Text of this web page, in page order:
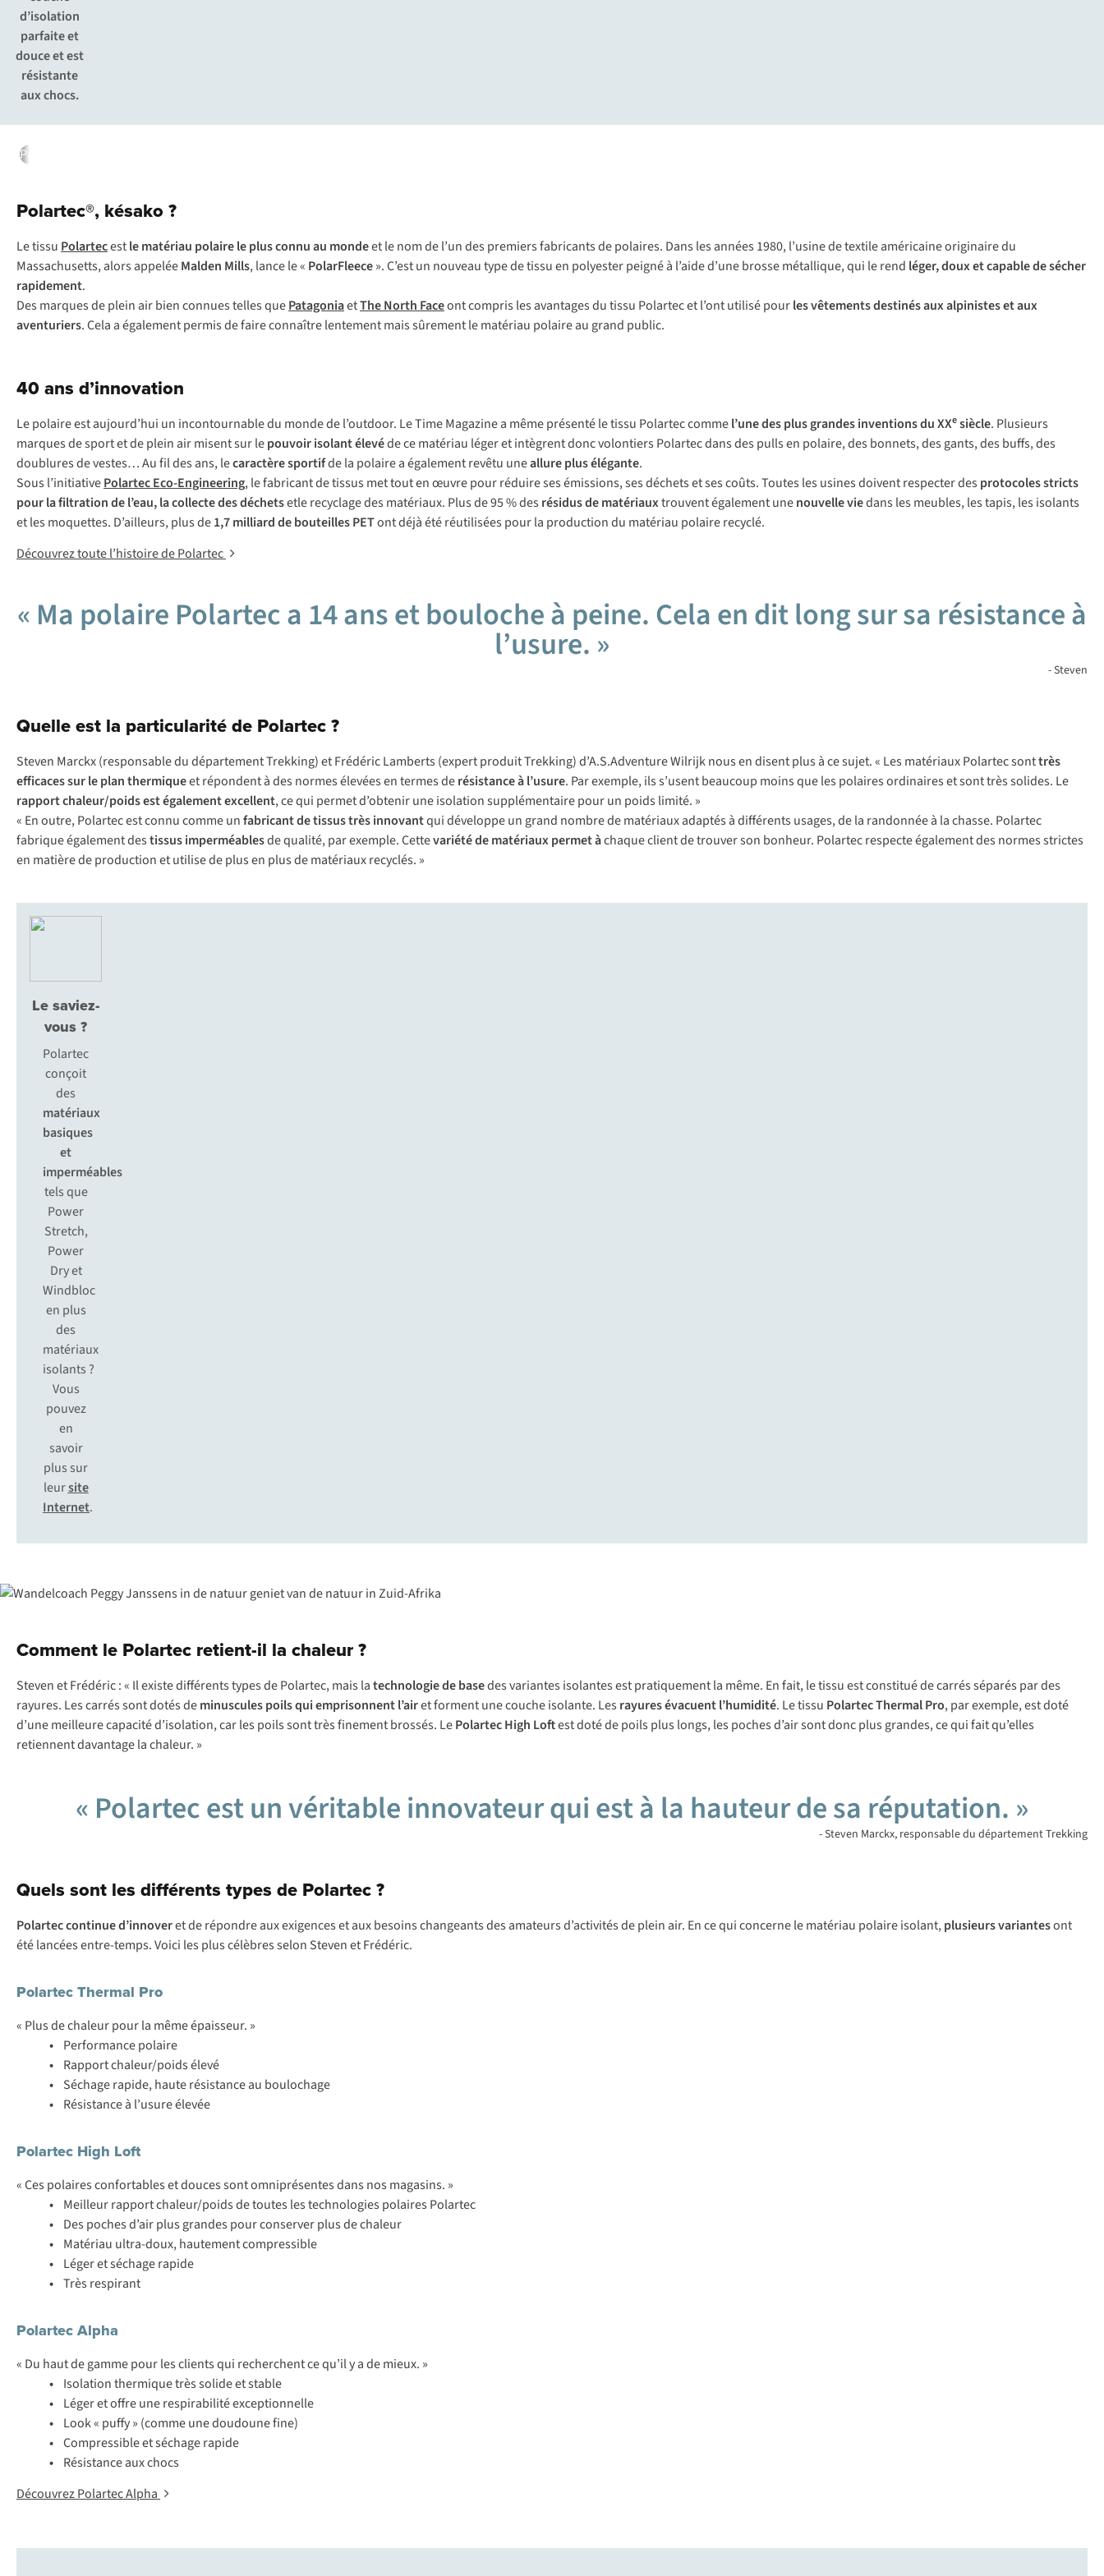
d’isolation
parfaite et
douce et est
résistante
aux chocs.
Polartec, késako ?
Polartec®, késako ?
Le tissu Polartecestle matériau polaire le plus connu au mondeet le nom de l’un des premiers fabricants de polaires. Dans les années 1980, l’usine de textile américaine originaire du
Massachusetts, alors appeléeMalden Mills, lance le « PolarFleece». C’est un nouveau type de tissu en polyester peigné à l’aide d’une brosse métallique, qui le rend léger, doux et capable de sécher
rapidement.
Des marques de plein air bien connues telles quePatagoniaetThe North Faceont compris les avantages du tissu Polartec et l’ont utilisé pourles vêtements destinés aux alpinistes et aux
aventuriers. Cela a également permis de faire connaître lentement mais sûrement le matériau polaire au grand public.
40 ans d’innovation
Le polaire est aujourd’hui un incontournable du monde de l’outdoor. LeTime Magazinea même présenté le tissu Polartec commel’une des plus grandes inventions du XXesiècle. Plusieurs
marques de sport et de plein air misent sur lepouvoir isolant élevéde ce matériau léger et intègrent donc volontiers Polartec dans des pulls en polaire, des bonnets, des gants, des buffs, des
doublures de vestes… Au fil des ans, lecaractère sportifde la polaire a également revêtu uneallureplus élégante.
Sous l’initiativePolartec Eco-Engineering, le fabricant de tissus met tout en œuvre pour réduire ses émissions, ses déchets et ses coûts. Toutes les usines doivent respecter des protocoles stricts
pour la filtration de l’eau, la collecte des déchetsetle recyclage des matériaux. Plus de 95 % des résidus de matériauxtrouvent également unenouvelle viedans les meubles, les tapis, les isolants
et les moquettes. D’ailleurs, plus de1,7 milliard de bouteilles PETont déjà été réutilisées pour la production du matériau polaire recyclé.
Découvrez toute l’histoire de Polartec
« Ma polaire Polartec a 14 ans et bouloche à peine. Cela en dit long sur sa résistance à
l’usure. »
- Steven
Quelle est la particularité de Polartec ?
Steven Marckx (responsable du département Trekking) et Frédéric Lamberts (expert produit Trekking) d’A.S.Adventure Wilrijk nous en disent plus à ce sujet. « Les matériaux Polartec sonttrès
efficaces sur le plan thermiqueet répondent à des normes élevées en termes derésistance à l’usure. Par exemple, ils s’usent beaucoup moins que les polaires ordinaires et sont très solides. Le
rapport chaleur/poidsest également excellent, ce qui permet d’obtenir une isolation supplémentaire pour un poids limité. »
« En outre, Polartec est connu comme unfabricant de tissus très innovantqui développe un grand nombre de matériaux adaptés à différents usages, de la randonnée à la chasse. Polartec
fabrique également destissus imperméablesde qualité, par exemple. Cettevariété de matériaux permet àchaque client de trouver son bonheur. Polartec respecte également des normes strictes
en matière de production et utilise de plus en plus de matériaux recyclés. »
Le saviez-
vous ?
Polartec
conçoit
des
matériaux
basiques
et
imperméables
tels que
Power
Stretch,
Power
Dry et
Windbloc
en plus
des
matériaux
isolants ?
Vous
pouvez
en
savoir
plus sur
leursite
Internet.
Comment le Polartec retient-il la chaleur ?
Steven et Frédéric : « Il existe différents types de Polartec, mais latechnologie de basedes variantes isolantes est pratiquement la même. En fait, le tissu est constitué de carrés séparés par des
rayures. Les carrés sont dotés deminuscules poils qui emprisonnent l’airet forment une couche isolante. Les rayures évacuent l’humidité. Le tissu Polartec Thermal Pro, par exemple, est doté
d’une meilleure capacité d’isolation, car les poils sont très finement brossés. LePolartec High Loftest doté de poils plus longs, les poches d’air sont donc plus grandes, ce qui fait qu’elles
retiennent davantage la chaleur. »
« Polartec est un véritable innovateur qui est à la hauteur de sa réputation. »
- Steven Marckx, responsable du département Trekking
Quels sont les différents types de Polartec ?
Polartec continue d’innoveret de répondre aux exigences et aux besoins changeants des amateurs d’activités de plein air. En ce qui concerne le matériau polaire isolant,plusieurs variantesont
été lancées entre-temps. Voici les plus célèbres selon Steven et Frédéric.
Polartec Thermal Pro
« Plus de chaleur pour la même épaisseur. »
• Performance polaire
• Rapport chaleur/poids élevé
• Séchage rapide, haute résistance au boulochage
• Résistance à l’usure élevée
Polartec High Loft
« Ces polaires confortables et douces sont omniprésentes dans nos magasins. »
• Meilleur rapport chaleur/poids de toutes les technologies polaires Polartec
• Des poches d’air plus grandes pour conserver plus de chaleur
• Matériau ultra-doux, hautement compressible
• Léger et séchage rapide
• Très respirant
Polartec Alpha
« Du haut de gamme pour les clients qui recherchent ce qu’il y a de mieux. »
• Isolation thermique très solide et stable
• Léger et offre une respirabilité exceptionnelle
• Look « puffy » (comme une doudoune fine)
• Compressible et séchage rapide
• Résistance aux chocs
Découvrez Polartec Alpha